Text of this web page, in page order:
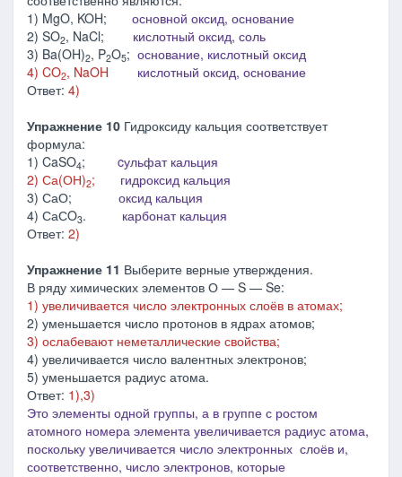
1) MgO, KOH; основной оксид, основание
2) SO2, NaCl; кислотный оксид, соль
3) Ba(OH)2, P2O5; основание, кислотный оксид
4) CO2, NaOH кислотный оксид, основание
Ответ: 4)
Упражнение 10 Гидроксиду кальция соответствует
формула:
1) CaSO4;
cульфат кальция
2) Са(ОН)2;
гидроксид кальция
3) СаО; оксид кальция
4) СаСO3. карбонат кальция
Ответ: 2)
Упражнение 11 Выберите верные утверждения.
В ряду химических элементов О — S — Se:
1) увеличивается число электронных слоёв в атомах;
2) уменьшается число протонов в ядрах атомов;
3) ослабевают неметаллические свойства;
4) увеличивается число валентных электронов;
5) уменьшается радиус атома.
Ответ: 1),3)
Это элементы одной группы, а в группе с ростом
атомного номера элемента увеличивается радиус атома,
поскольку увеличивается число электронных слоёв и,
соответственно, число электронов, которые